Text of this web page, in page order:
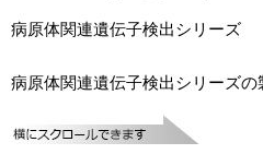
リアルタイムPCR（qPCR）
装置・ソフトウェア
サンプル請求
リアルタイムPCR（インターカレータ
リアルタイムPCR（プローブ法）
プライマー・プローブ検索・注
病原体関連遺伝子検出シリーズ
病原体関連遺伝子検出シリーズの